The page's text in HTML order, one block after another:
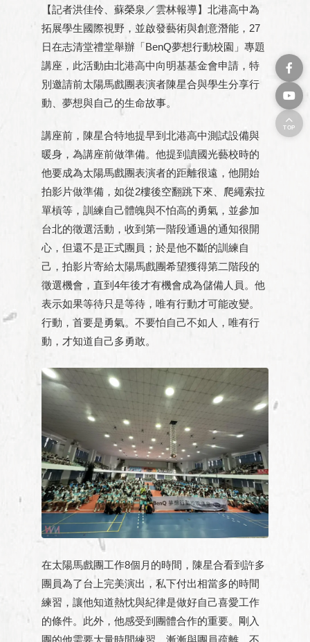
【記者洪佳伶、蘇榮泉／雲林報導】北港高中為
拓展學生國際視野，並啟發藝術與創意潛能，27
日在志清堂禮堂舉辦「BenQ夢想行動校園」專題
講座，此活動由北港高中向明基基金會申請，特
別邀請前太陽馬戲團表演者陳星合與學生分享行
動、夢想與自己的生命故事。
講座前，陳星合特地提早到北港高中測試設備與
暖身，為講座前做準備。他提到讀國光藝校時的
他要成為太陽馬戲團表演者的距離很遠，他開始
拍影片做準備，如從2樓後空翻跳下來、爬繩索拉
單槓等，訓練自己體魄與不怕高的勇氣，並參加
台北的徵選活動，收到第一階段通過的通知很開
心，但還不是正式團員；於是他不斷的訓練自
己，拍影片寄給太陽馬戲團希望獲得第二階段的
徵選機會，直到4年後才有機會成為儲備人員。他
表示如果等待只是等待，唯有行動才可能改變。
行動，首要是勇氣。不要怕自己不如人，唯有行
動，才知道自己多勇敢。
在太陽馬戲團工作8個月的時間，陳星合看到許多
團員為了台上完美演出，私下付出相當多的時間
練習，讓他知道熱忱與紀律是做好自己喜愛工作
的條件。此外，他感受到團體合作的重要。剛入
TOP